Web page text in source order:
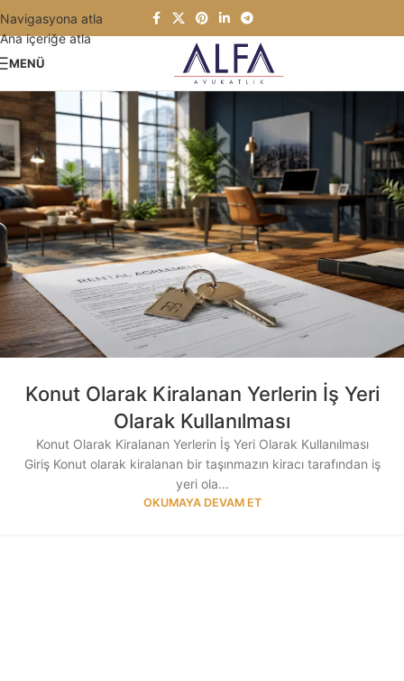
Navigasyona atla
Ana içeriğe atla
MENÜ
Konut Olarak Kiralanan Yerlerin İş Yeri
Olarak Kullanılması
Konut Olarak Kiralanan Yerlerin İş Yeri Olarak Kullanılması
Giriş Konut olarak kiralanan bir taşınmazın kiracı tarafından iş
yeri ola...
OKUMAYA DEVAM ET